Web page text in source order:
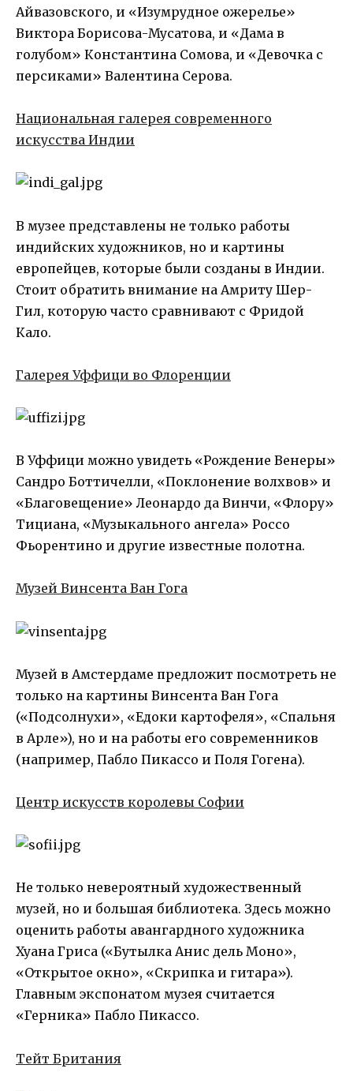
Айвазовского, и «Изумрудное ожерелье»
Виктора Борисова-Мусатова, и «Дама в
голубом» Константина Сомова, и «Девочка с
персиками» Валентина Серова.
Национальная галерея современного
искусства Индии
В музее представлены не только работы
индийских художников, но и картины
европейцев, которые были созданы в Индии.
Стоит обратить внимание на Амриту Шер-
Гил, которую часто сравнивают с Фридой
Кало.
Галерея Уффици во Флоренции
В Уффици можно увидеть «Рождение Венеры»
Сандро Боттичелли, «Поклонение волхвов» и
«Благовещение» Леонардо да Винчи, «Флору»
Тициана, «Музыкального ангела» Россо
Фьорентино и другие известные полотна.
Музей Винсента Ван Гога
Музей в Амстердаме предложит посмотреть не
только на картины Винсента Ван Гога
(«Подсолнухи», «Едоки картофеля», «Спальня
в Арле»), но и на работы его современников
(например, Пабло Пикассо и Поля Гогена).
Центр искусств королевы Софии
Не только невероятный художественный
музей, но и большая библиотека. Здесь можно
оценить работы авангардного художника
Хуана Гриса («Бутылка Анис дель Моно»,
«Открытое окно», «Скрипка и гитара»).
Главным экспонатом музея считается
«Герника» Пабло Пикассо.
Тейт Британия